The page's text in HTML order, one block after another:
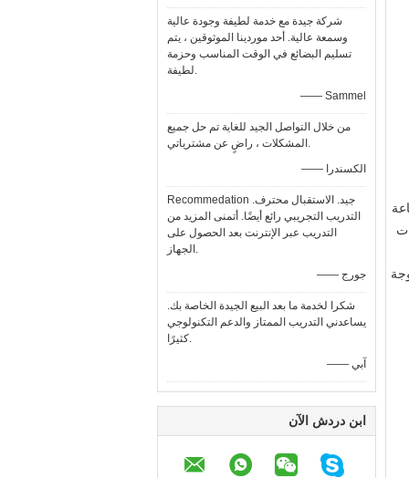
شركة جيدة مع خدمة لطيفة وجودة عالية
وسمعة عالية. أحد موردينا الموثوقين ، يتم
تسليم البضائع في الوقت المناسب وحزمة
لطيفة.
—— Sammel
من خلال التواصل الجيد للغاية تم حل جميع
المشكلات ، راضٍ عن مشترياتي.
—— الكسندرا
Recommedation جيد. الاستقبال محترف.
التدريب التجريبي رائع أيضًا. أتمنى المزيد من
التدريب عبر الإنترنت بعد الحصول على
الجهاز.
—— جورج
شكرا لخدمة ما بعد البيع الجيدة الخاصة بك.
يساعدني التدريب الممتاز والدعم التكنولوجي
كثيرًا.
—— آبي
ابن دردش الآن
في نطاق وحدة من 10 وحدات